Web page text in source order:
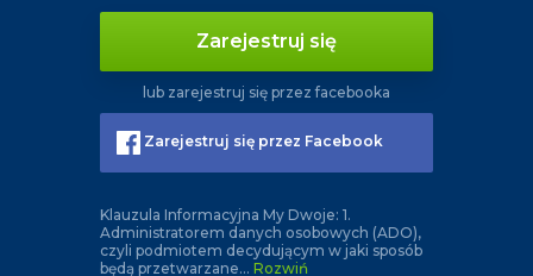
Zarejestruj się
lub zarejestruj się przez facebooka
Zarejestruj się przez Facebook
Klauzula Informacyjna My Dwoje: 1.
Administratorem danych osobowych (ADO),
czyli podmiotem decydującym w jaki sposób
będą przetwarzane... Rozwiń